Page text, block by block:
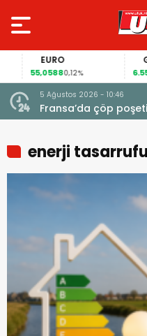
EURO
55,05880,12%
5 Ağustos 2026 - 10:46
Fransa’da çöp
enerji tasarrufu